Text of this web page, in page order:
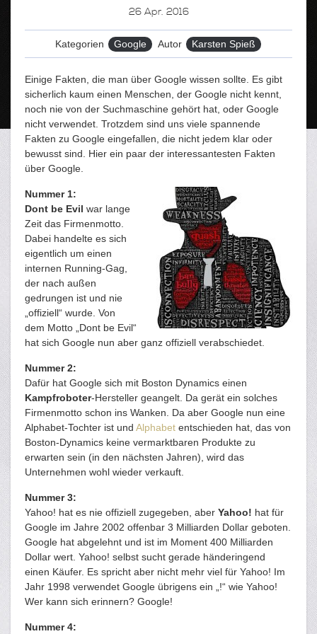
26 Apr. 2016
Kategorien Google Autor Karsten Spieß
Einige Fakten, die man über Google wissen sollte. Es gibt
sicherlich kaum einen Menschen, der Google nicht kennt,
noch nie von der Suchmaschine gehört hat, oder Google
nicht verwendet. Trotzdem sind uns viele spannende
Fakten zu Google eingefallen, die nicht jedem klar oder
bewusst sind. Hier ein paar der interessantesten Fakten
über Google.
Nummer 1:
Dont be Evil war lange
Zeit das Firmenmotto.
Dabei handelte es sich
eigentlich um einen
internen Running-Gag,
der nach außen
gedrungen ist und nie
„offiziell“ wurde. Von
dem Motto „Dont be Evil“
hat sich Google nun aber ganz offiziell verabschiedet.
Nummer 2:
Dafür hat Google sich mit Boston Dynamics einen
Kampfroboter-Hersteller geangelt. Da gerät ein solches
Firmenmotto schon ins Wanken. Da aber Google nun eine
Alphabet-Tochter ist und Alphabet entschieden hat, das von
Boston-Dynamics keine vermarktbaren Produkte zu
erwarten sein (in den nächsten Jahren), wird das
Unternehmen wohl wieder verkauft.
Nummer 3:
Yahoo! hat es nie offiziell zugegeben, aber Yahoo! hat für
Google im Jahre 2002 offenbar 3 Milliarden Dollar geboten.
Google hat abgelehnt und ist im Moment 400 Milliarden
Dollar wert. Yahoo! selbst sucht gerade händeringend
einen Käufer. Es spricht aber nicht mehr viel für Yahoo! Im
Jahr 1998 verwendet Google übrigens ein „!“ wie Yahoo!
Wer kann sich erinnern? Google!
Nummer 4: